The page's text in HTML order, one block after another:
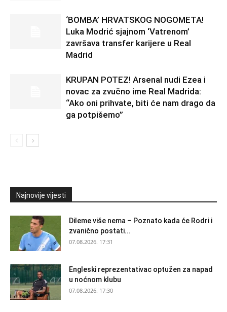
‘BOMBA’ HRVATSKOG NOGOMETA!
Luka Modrić sjajnom ‘Vatrenom’
završava transfer karijere u Real
Madrid
KRUPAN POTEZ! Arsenal nudi Ezea i
novac za zvučno ime Real Madrida:
“Ako oni prihvate, biti će nam drago da
ga potpišemo”
Najnovije vijesti
Dileme više nema – Poznato kada će Rodri i
zvanično postati...
07.08.2026. 17:31
Engleski reprezentativac optužen za napad
u noćnom klubu
07.08.2026. 17:30